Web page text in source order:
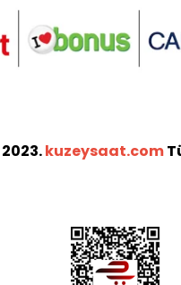
kuzeysaat.com